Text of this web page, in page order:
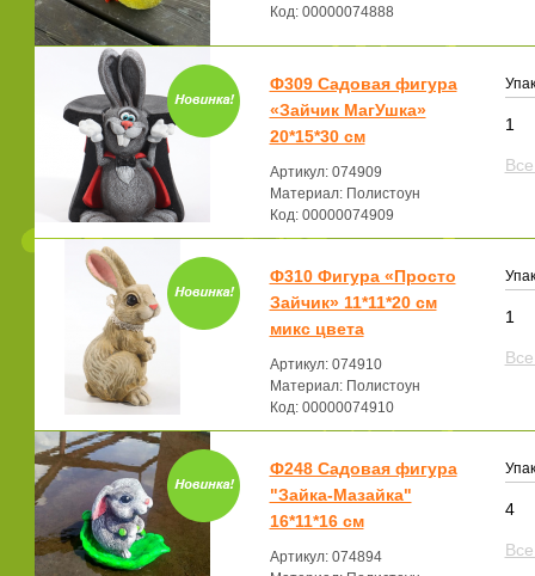
Код: 00000074888
Ф309 Садовая фигура
«Зайчик МагУшка»
20*15*30 см
Артикул: 074909
Материал: Полистоун
Код: 00000074909
1
Ф310 Фигура «Просто
Зайчик» 11*11*20 см
микс цвета
Артикул: 074910
Материал: Полистоун
Код: 00000074910
1
Ф248 Садовая фигура
"Зайка-Мазайка"
16*11*16 см
Артикул: 074894
4